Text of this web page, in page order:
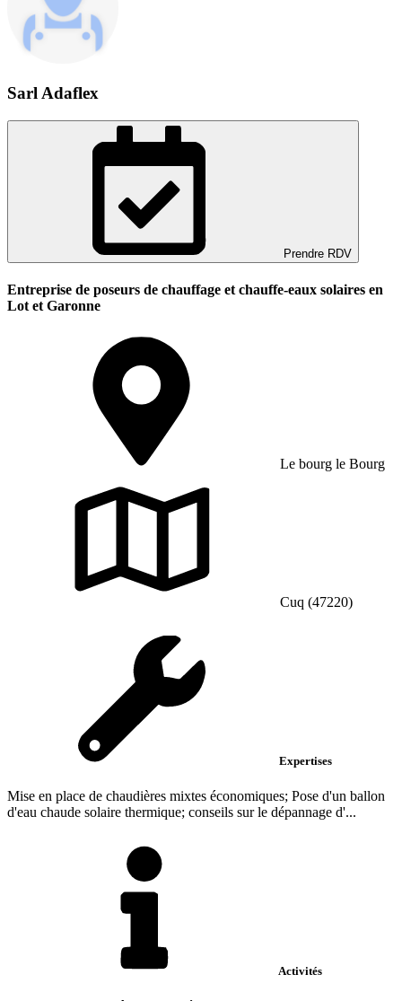
Sarl Adaflex
Prendre RDV
Entreprise de poseurs de chauffage et chauffe-eaux solaires en
Lot et Garonne
Le bourg le Bourg
Cuq (47220)
Expertises
Mise en place de chaudières mixtes économiques; Pose d'un ballon
d'eau chaude solaire thermique; conseils sur le dépannage d'...
Activités